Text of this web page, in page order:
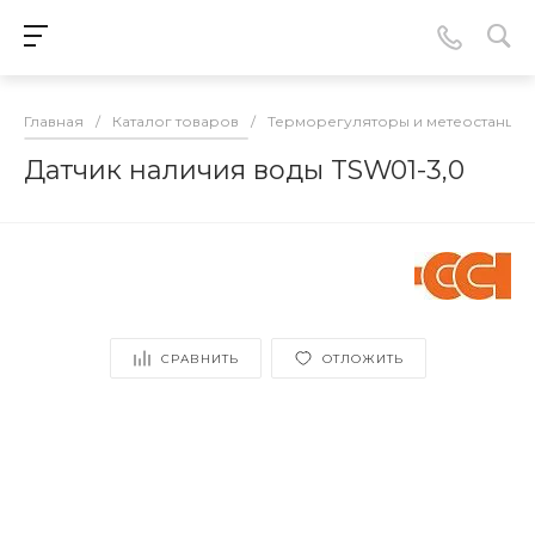
Главная / Каталог товаров / Терморегуляторы и
Датчик наличия воды TSW01-3,0
СРАВНИТЬ ОТЛОЖИТЬ